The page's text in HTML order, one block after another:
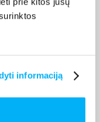
informaciją